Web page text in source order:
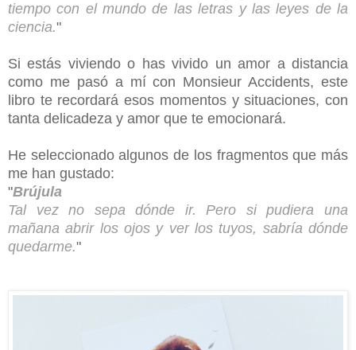
tiempo con el mundo de las letras y las leyes de la
ciencia."
Si estás viviendo o has vivido un amor a distancia
como me pasó a mí con Monsieur Accidents, este
libro te recordará esos momentos y situaciones, con
tanta delicadeza y amor que te emocionará.
He seleccionado algunos de los fragmentos que más
me han gustado:
"Brújula
Tal vez no sepa dónde ir. Pero si pudiera una
mañana abrir los ojos y ver los tuyos, sabría dónde
quedarme."